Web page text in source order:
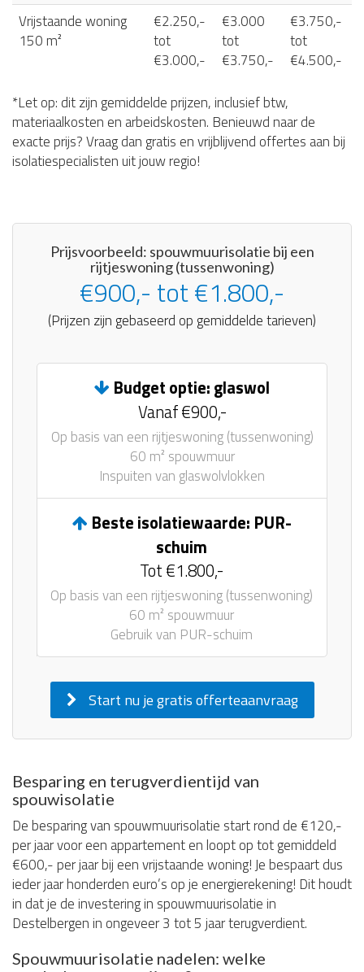
Vrijstaande woning
150 m²
€2.250,-
tot
€3.000,-
€3.000
tot
€3.750,-
€3.750,-
tot
€4.500,-
*Let op: dit zijn gemiddelde prijzen, inclusief btw,
materiaalkosten en arbeidskosten. Benieuwd naar de
exacte prijs? Vraag dan gratis en vrijblijvend offertes aan bij
isolatiespecialisten uit jouw regio!
Prijsvoorbeeld: spouwmuurisolatie bij een
rijtjeswoning (tussenwoning)
€900,- tot €1.800,-
(Prijzen zijn gebaseerd op gemiddelde tarieven)
Budget optie: glaswol
Vanaf €900,-
Op basis van een rijtjeswoning (tussenwoning)
60 m² spouwmuur
Inspuiten van glaswolvlokken
Beste isolatiewaarde: PUR-
schuim
Tot €1.800,-
Op basis van een rijtjeswoning (tussenwoning)
60 m² spouwmuur
Gebruik van PUR-schuim
Start nu je gratis offerteaanvraag
Besparing en terugverdientijd van
spouwisolatie
De besparing van spouwmuurisolatie start rond de €120,-
per jaar voor een appartement en loopt op tot gemiddeld
€600,- per jaar bij een vrijstaande woning! Je bespaart dus
ieder jaar honderden euro’s op je energierekening! Dit houdt
in dat je de investering in spouwmuurisolatie in
Destelbergen in ongeveer 3 tot 5 jaar terugverdient.
Spouwmuurisolatie nadelen: welke